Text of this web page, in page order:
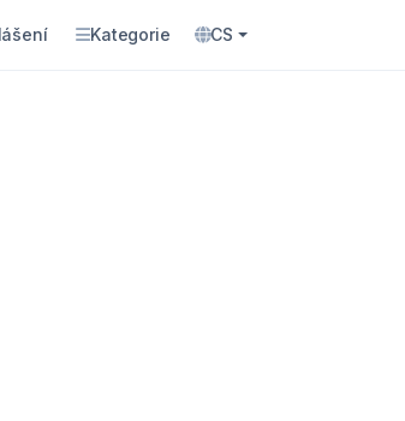
Kategorie CS